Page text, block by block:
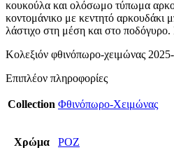
κουκούλα και ολόσωμο τύπωμα
κοντομάνικο με κεντητό αρκουδάκι
λάστιχο στη μέση και στο
Κολεξιόν φθινόπωρο-χειμώνας
Επιπλέον πληροφορίες
Collection Φθινόπωρο-Χειμώνας
Χρώμα ΡΟΖ